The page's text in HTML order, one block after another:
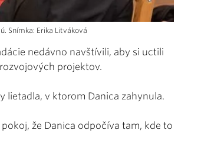
Snímka: Erika Litváková
nedávno navštívili, aby si uctili
projektov.
lietadla, v ktorom Danica zahynula.
že Danica odpočíva tam, kde to